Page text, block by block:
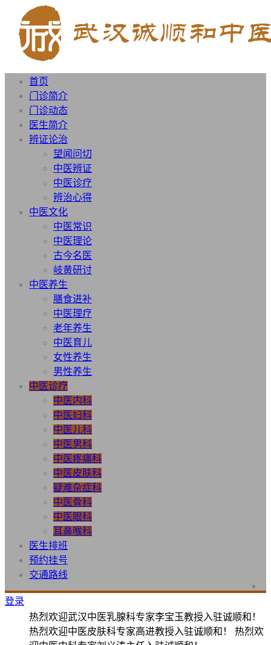
首页
门诊简介
门诊动态
医生简介
辨证论治
望闻问切
中医辨证
中医诊疗
辨治心得
中医文化
中医常识
中医理论
古今名医
岐黄研讨
中医养生
膳食进补
中医理疗
老年养生
中医育儿
女性养生
男性养生
中医诊疗
中医内科
中医妇科
中医儿科
中医男科
中医疼痛科
中医皮肤科
疑难杂症科
中医骨科
中医眼科
耳鼻喉科
医生排班
预约挂号
交通路线
登录
热烈欢迎武汉中医乳腺科专家李宝玉教授入驻诚顺和！
热烈欢迎中医皮肤科专家高进教授入驻诚顺和！ 热烈欢